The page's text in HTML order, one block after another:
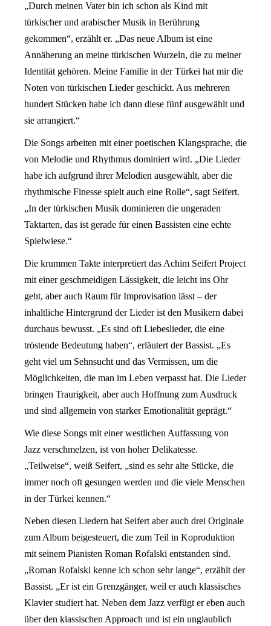
„Durch meinen Vater bin ich schon als Kind mit
türkischer und arabischer Musik in Berührung
gekommen“, erzählt er. „Das neue Album ist eine
Annäherung an meine türkischen Wurzeln, die zu meiner
Identität gehören. Meine Familie in der Türkei hat mir die
Noten von türkischen Lieder geschickt. Aus mehreren
hundert Stücken habe ich dann diese fünf ausgewählt und
sie arrangiert.“
Die Songs arbeiten mit einer poetischen Klangsprache, die
von Melodie und Rhythmus dominiert wird. „Die Lieder
habe ich aufgrund ihrer Melodien ausgewählt, aber die
rhythmische Finesse spielt auch eine Rolle“, sagt Seifert.
„In der türkischen Musik dominieren die ungeraden
Taktarten, das ist gerade für einen Bassisten eine echte
Spielwiese.“
Die krummen Takte interpretiert das Achim Seifert Project
mit einer geschmeidigen Lässigkeit, die leicht ins Ohr
geht, aber auch Raum für Improvisation lässt – der
inhaltliche Hintergrund der Lieder ist den Musikern dabei
durchaus bewusst. „Es sind oft Liebeslieder, die eine
tröstende Bedeutung haben“, erläutert der Bassist. „Es
geht viel um Sehnsucht und das Vermissen, um die
Möglichkeiten, die man im Leben verpasst hat. Die Lieder
bringen Traurigkeit, aber auch Hoffnung zum Ausdruck
und sind allgemein von starker Emotionalität geprägt.“
Wie diese Songs mit einer westlichen Auffassung von
Jazz verschmelzen, ist von hoher Delikatesse.
„Teilweise“, weiß Seifert, „sind es sehr alte Stücke, die
immer noch oft gesungen werden und die viele Menschen
in der Türkei kennen.“
Neben diesen Liedern hat Seifert aber auch drei Originale
zum Album beigesteuert, die zum Teil in Koproduktion
mit seinem Pianisten Roman Rofalski entstanden sind.
„Roman Rofalski kenne ich schon sehr lange“, erzählt der
Bassist. „Er ist ein Grenzgänger, weil er auch klassisches
Klavier studiert hat. Neben dem Jazz verfügt er eben auch
über den klassischen Approach und ist ein unglaublich